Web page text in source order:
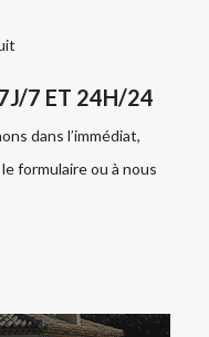
7 ET 24H/24
dans l’immédiat,
formulaire ou à nous